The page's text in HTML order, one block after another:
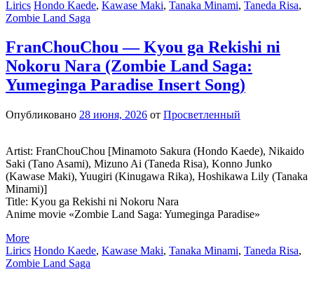
Lirics Hondo Kaede, Kawase Maki, Tanaka Minami, Taneda Risa,
Zombie Land Saga
FranChouChou — Kyou ga Rekishi ni
Nokoru Nara (Zombie Land Saga:
Yumeginga Paradise Insert Song)
Опубликовано 28 июня, 2026 от Просветленный
Artist: FranChouChou [Minamoto Sakura (Hondo Kaede), Nikaido
Saki (Tano Asami), Mizuno Ai (Taneda Risa), Konno Junko
(Kawase Maki), Yuugiri (Kinugawa Rika), Hoshikawa Lily (Tanaka
Minami)]
Title: Kyou ga Rekishi ni Nokoru Nara
Anime movie «Zombie Land Saga: Yumeginga Paradise»
More
Lirics Hondo Kaede, Kawase Maki, Tanaka Minami, Taneda Risa,
Zombie Land Saga